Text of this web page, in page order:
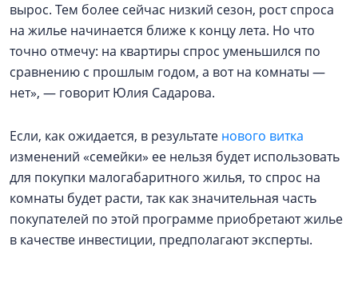
вырос. Тем более сейчас низкий сезон, рост спроса
на жилье начинается ближе к концу лета. Но что
точно отмечу: на квартиры спрос уменьшился по
сравнению с прошлым годом, а вот на комнаты —
нет», — говорит Юлия Садарова.
Если, как ожидается, в результате нового витка
изменений «семейки» ее нельзя будет использовать
для покупки малогабаритного жилья, то спрос на
комнаты будет расти, так как значительная часть
покупателей по этой программе приобретают жилье
в качестве инвестиции, предполагают эксперты.